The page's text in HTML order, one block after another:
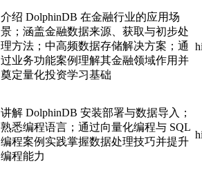
介绍 DolphinDB 在金融行业的应用场
景；涵盖金融数据来源、获取与初步处
理方法；中高频数据存储解决方案；通
过业务功能案例理解其金融领域作用并
奠定量化投资学习基础
讲解 DolphinDB 安装部署与数据导入；
熟悉编程语言；通过向量化编程与 SQL
编程案例实践掌握数据处理技巧并提升
编程能力